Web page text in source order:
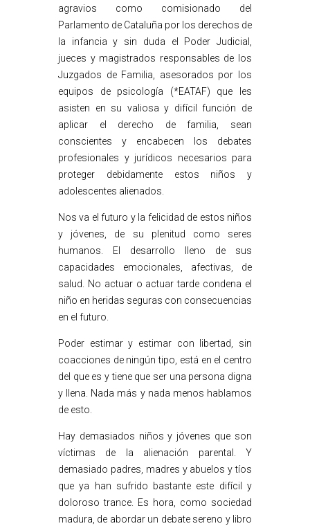
agravios como comisionado del
Parlamento de Cataluña por los derechos de
la infancia y sin duda el Poder Judicial,
jueces y magistrados responsables de los
Juzgados de Familia, asesorados por los
equipos de psicología (*EATAF) que les
asisten en su valiosa y difícil función de
aplicar el derecho de familia, sean
conscientes y encabecen los debates
profesionales y jurídicos necesarios para
proteger debidamente estos niños y
adolescentes alienados.
Nos va el futuro y la felicidad de estos niños
y jóvenes, de su plenitud como seres
humanos. El desarrollo lleno de sus
capacidades emocionales, afectivas, de
salud. No actuar o actuar tarde condena el
niño en heridas seguras con consecuencias
en el futuro.
Poder estimar y estimar con libertad, sin
coacciones de ningún tipo, está en el centro
del que es y tiene que ser una persona digna
y llena. Nada más y nada menos hablamos
de esto.
Hay demasiados niños y jóvenes que son
víctimas de la alienación parental. Y
demasiado padres, madres y abuelos y tíos
que ya han sufrido bastante este difícil y
doloroso trance. Es hora, como sociedad
madura, de abordar un debate sereno y libro